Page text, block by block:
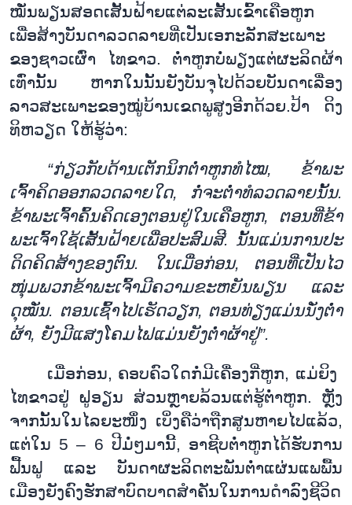
ໝັ່ນພຽນສອດເສັ້ນຝ້າຍແຕ່ລະເສັ້ນເຂົ້າເຄືອຫູກ
ເພື່ອສ້າງບັນດາລວດລາຍທີ່ເປັນເອກະລັກສະເພາະ
ຂອງຊາວເຜົ່າ ໄທຂາວ. ຕ່ຳຫູກບໍ່ພຽງແຕ່ຜະລິດຜ້າ
ເທົ່ານັ້ນ ຫາກໃນນັ້ນຍັງບັນຈຸໄປດ້ວຍບັນດາເລື່ອງ
ລາວສະເພາະຂອງໝູ່ບ້ານເຂດພູສູງອີກດ້ວຍ.ປ້າ ດິງ
ທິຫວຽດ ໃຫ້ຮູ້ວ່າ:
“ກ່ຽວກັບດ້ານເຕັກນິກຕ່ຳ​ຫູກທໍໄໝ, ຂ້າພະ
ເຈົ້າຄິດອອກລວດລາຍໃດ, ກໍ່ຈະຕ່ຳທໍລວດລາຍນັ້ນ.
ຂ້າພະເຈົ້າຄົ້ນຄິດເອງຕອນຢູ່ໃນເຄືອຫູກ​, ຕອນທີ່ຂ້າ
ພະເຈົ້າໃຊ້ເສັ້ນຝ້າຍເພື່ອປະສົມສີ. ນັ້ນແມ່ນການປະ
ດິດຄິດສ້າງຂອງຕົນ. ໃນເມື່ອກ່ອນ, ​ ຕອນທີ່ເປັນໄວ
ໜຸ່ມພວກຂ້າພະເຈົ້າມີຄວາມຂະຫຍັນພຽນ ແລະ
ດຸໝັ່ນ. ຕອນເຊົ້າໄປເຮັດວຽກ, ຕອນທ່ຽງແມ່ນນັ່ງຕ່ຳ
ຜ້າ, ຍັງມີແສງໂຄມໄຟແມ່ນຍັງຕ່ຳຜ້າຢູ່”.
ເມື່ອກ່ອນ, ຄອບຄົວໃດກໍ່ມີເຄື່ອງກີ່ຫູກ, ແມ່ຍິງ
ໄທຂາວຢູ່ ຝູອຽນ ສ່ວນຫຼາຍລ້ວນແຕ່ຮູ້ຕ່ຳຫູກ. ຫຼັງ
ຈາກນັ້ນໃນໄລຍະໜຶ່ງ ເບິ່ງຄືວ່າຖືກສູນຫາຍໄປແລ້ວ,
ແຕ່ໃນ 5– 6 ປີມໍ່ໆມານີ້, ອາຊີບຕ່ຳຫູກໄດ້ຮັບການ
ຟື້ນຟູ ແລະ ບັນດາຜະລິດຕະພັນຕ່ຳແຜ່ນແພພື້ນ
ເມືອງຍັງຄົງຮັກສາບົດບາດສຳຄັນໃນການດຳລົງຊີວິດ